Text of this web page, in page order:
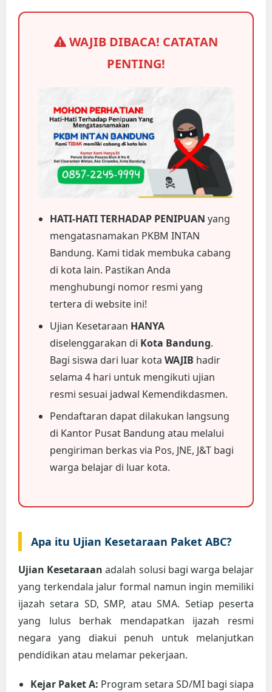
WAJIB DIBACA! CATATAN
PENTING!
HATI-HATI TERHADAP PENIPUAN yang
mengatasnamakan PKBM INTAN
Bandung. Kami tidak membuka cabang
di kota lain. Pastikan Anda
menghubungi nomor resmi yang
tertera di website ini!
Ujian Kesetaraan HANYA
diselenggarakan di Kota Bandung.
Bagi siswa dari luar kota WAJIB hadir
selama 4 hari untuk mengikuti ujian
resmi sesuai jadwal Kemendikdasmen.
Pendaftaran dapat dilakukan langsung
di Kantor Pusat Bandung atau melalui
pengiriman berkas via Pos, JNE, J&T bagi
warga belajar di luar kota.
Apa itu Ujian Kesetaraan Paket ABC?
Ujian Kesetaraan adalah solusi bagi warga belajar
yang terkendala jalur formal namun ingin memiliki
ijazah setara SD, SMP, atau SMA. Setiap peserta
yang lulus berhak mendapatkan ijazah resmi
negara yang diakui penuh untuk melanjutkan
pendidikan atau melamar pekerjaan.
Kejar Paket A: Program setara SD/MI bagi siapa